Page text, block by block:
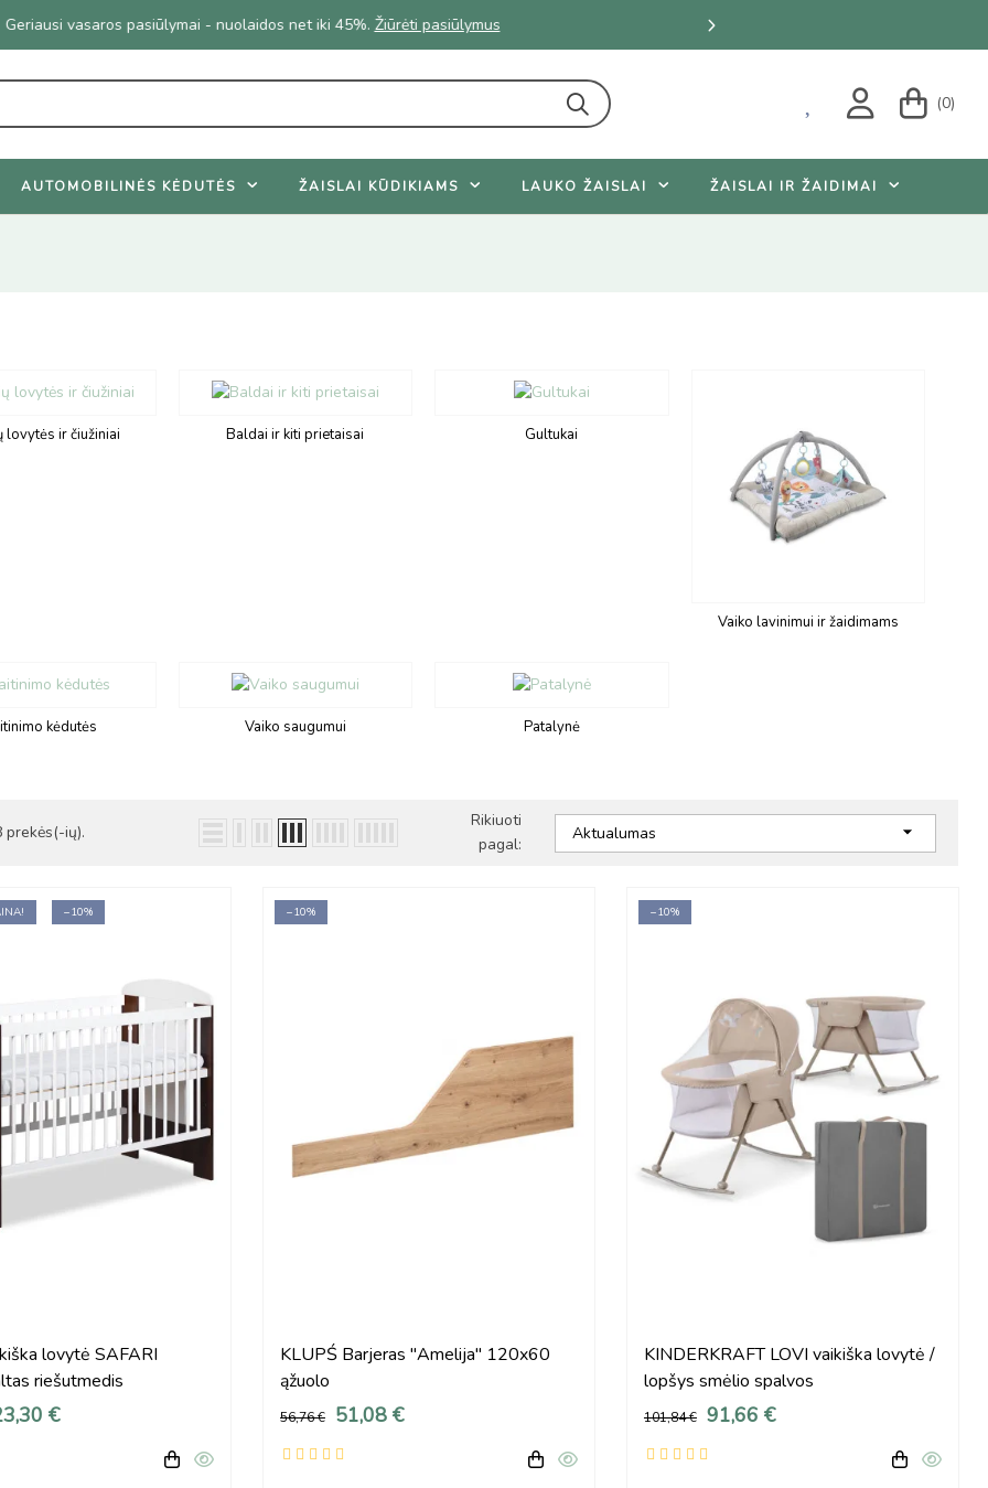
Geriausi vasaros pasiūlymai - nuolaidos net iki 45%.Žiūrėti pasiūlymus
(0)
AUTOMOBILINĖS KĖDUTĖS ŽAISLAI KŪDIKIAMS LAUKO ŽAISLAI ŽAISLAI IR ŽAIDIMAI
lovytės ir čiužiniai Baldai ir kiti prietaisai Gultukai
Vaiko lavinimui ir žaidimams
kėdutės Vaiko saugumui Patalynė
prekės(-ių).
Rikiuoti
pagal:
Aktualumas 
−10%
lovytė SAFARI
riešutmedis
€
−10%
KLUPŚ Barjeras "Amelija" 120x60
ąžuolo
56,76 € 51,08 €
−10%
KINDERKRAFT LOVI vaikiška lovytė /
lopšys smėlio spalvos
101,84 € 91,66 €